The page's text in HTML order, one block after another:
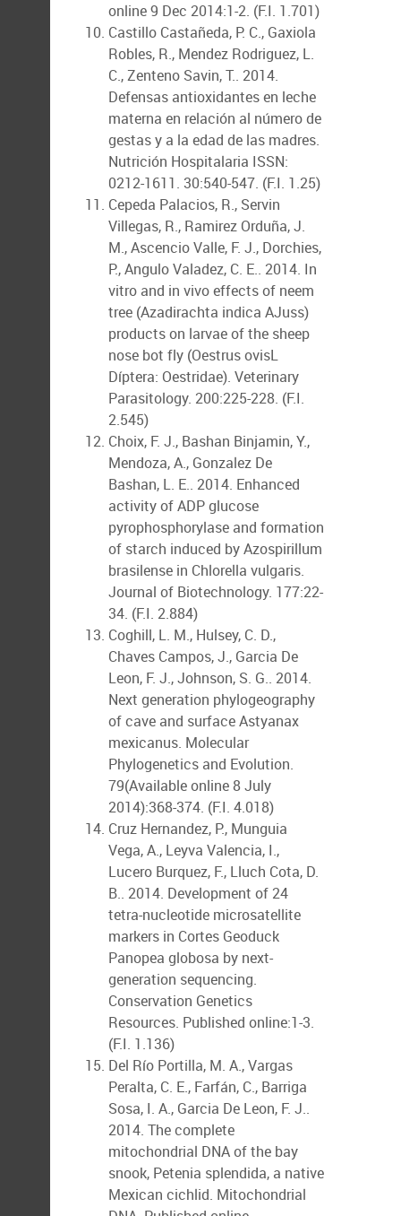
online 9 Dec 2014:1-2. (F.I. 1.701)
Castillo Castañeda, P. C., Gaxiola
Robles, R., Mendez Rodriguez, L.
C., Zenteno Savin, T.. 2014.
Defensas antioxidantes en leche
materna en relación al número de
gestas y a la edad de las madres.
Nutrición Hospitalaria ISSN:
0212-1611. 30:540-547. (F.I. 1.25)
Cepeda Palacios, R., Servin
Villegas, R., Ramirez Orduña, J.
M., Ascencio Valle, F. J., Dorchies,
P., Angulo Valadez, C. E.. 2014. In
vitro and in vivo effects of neem
tree (Azadirachta indica AJuss)
products on larvae of the sheep
nose bot fly (Oestrus ovisL
Díptera: Oestridae). Veterinary
Parasitology. 200:225-228. (F.I.
2.545)
Choix, F. J., Bashan Binjamin, Y.,
Mendoza, A., Gonzalez De
Bashan, L. E.. 2014. Enhanced
activity of ADP glucose
pyrophosphorylase and formation
of starch induced by Azospirillum
brasilense in Chlorella vulgaris.
Journal of Biotechnology. 177:22-
34. (F.I. 2.884)
Coghill, L. M., Hulsey, C. D.,
Chaves Campos, J., Garcia De
Leon, F. J., Johnson, S. G.. 2014.
Next generation phylogeography
of cave and surface Astyanax
mexicanus. Molecular
Phylogenetics and Evolution.
79(Available online 8 July
2014):368-374. (F.I. 4.018)
Cruz Hernandez, P., Munguia
Vega, A., Leyva Valencia, I.,
Lucero Burquez, F., Lluch Cota, D.
B.. 2014. Development of 24
tetra-nucleotide microsatellite
markers in Cortes Geoduck
Panopea globosa by next-
generation sequencing.
Conservation Genetics
Resources. Published online:1-3.
(F.I. 1.136)
Del Río Portilla, M. A., Vargas
Peralta, C. E., Farfán, C., Barriga
Sosa, I. A., Garcia De Leon, F. J..
2014. The complete
mitochondrial DNA of the bay
snook, Petenia splendida, a native
Mexican cichlid. Mitochondrial